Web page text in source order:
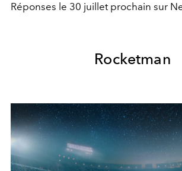
Réponses le 30 juillet prochain sur
Rocketman